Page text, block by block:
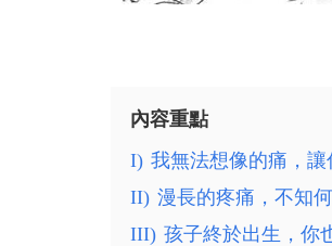
內容重點
I) 我無法想像的痛，
II) 漫長的疼痛，不知
III) 孩子終於出生，你